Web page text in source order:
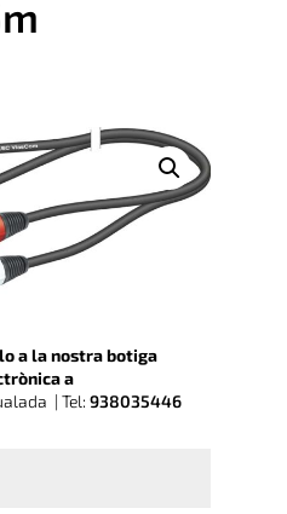
a la nostra botiga
a
| Tel: 938035446